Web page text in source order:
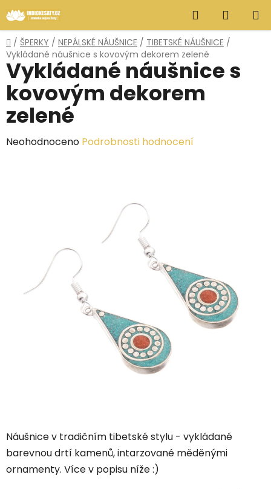
na
obsah
Hledat
KOŠÍK
Domů
/ ŠPERKY / NEPÁLSKÉ NÁUŠNICE / TIBETSKÉ NÁUŠNICE /
Vykládané náušnice s kovovým dekorem zelené
Náušnice v tradičním tibetské stylu - vykládané
barevnou drtí kamenů, intarzované měděnými
ornamenty. Více v popisu níže :)
Vykládané náušnice s
kovovým dekorem
zelené
Průměrné
hvězdiček.
Neohodnoceno Podrobnosti hodnocení